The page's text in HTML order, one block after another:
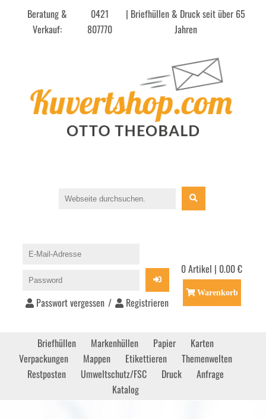
Beratung &
Verkauf:
0421
807770
| Briefhüllen & Druck seit über 65
Jahren
Passwort vergessen / Registrieren
0 Artikel | 0.00 €
Warenkorb
Briefhüllen Markenhüllen Papier
Karten
Verpackungen
Mappen Etikettieren
Themenwelten
Restposten
Umweltschutz/FSC Druck
Anfrage
Katalog